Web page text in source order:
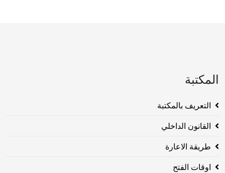
المكتبة
التعريف بالمكتبة
القانون الداخلي
طريقة الاعارة
اوقات الفتح